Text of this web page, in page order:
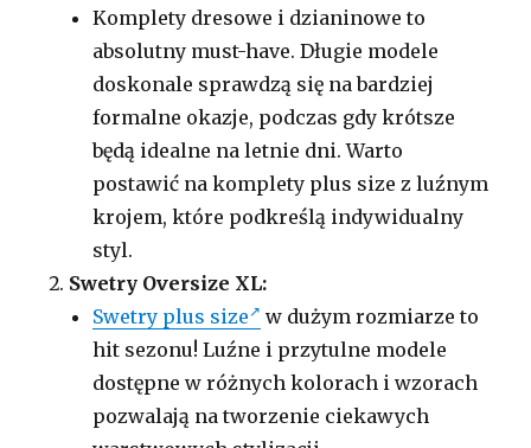
Komplety dresowe i dzianinowe to
absolutny must-have. Długie modele
doskonale sprawdzą się na bardziej
formalne okazje, podczas gdy krótsze
będą idealne na letnie dni. Warto
postawić na komplety plus size z luźnym
krojem, które podkreślą indywidualny
styl.
Swetry Oversize XL:
Swetry plus size
w dużym rozmiarze to
hit sezonu! Luźne i przytulne modele
dostępne w różnych kolorach i wzorach
pozwalają na tworzenie ciekawych